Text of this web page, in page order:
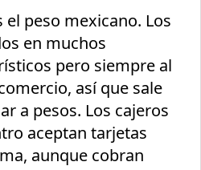
el peso mexicano. Los
en muchos
pero siempre al
así que sale
a pesos. Los cajeros
aceptan tarjetas
aunque cobran